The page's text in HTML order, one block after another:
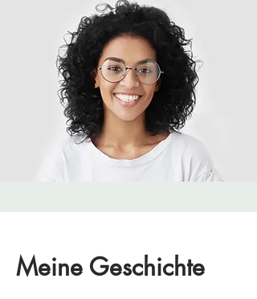
Meine Geschichte